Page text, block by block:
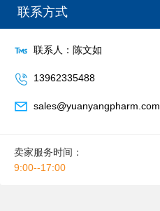
联系方式
联系人：陈文如
13962335488
sales@yuanyangpharm.com
卖家服务时间：
9:00--17:00